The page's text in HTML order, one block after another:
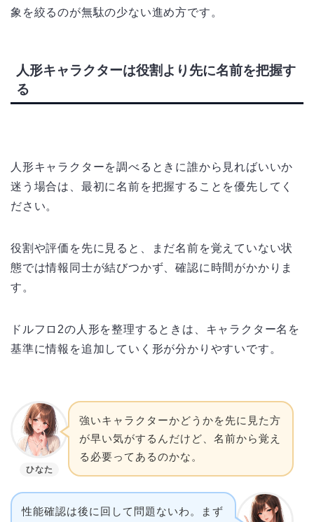
象を絞るのが無駄の少ない進め方です。
人形キャラクターは役割より先に名前を把握す
る
人形キャラクターを調べるときに誰から見ればいいか
迷う場合は、最初に名前を把握することを優先してく
ださい。
役割や評価を先に見ると、まだ名前を覚えていない状
態では情報同士が結びつかず、確認に時間がかかりま
す。
ドルフロ2の人形を整理するときは、キャラクター名を
基準に情報を追加していく形が分かりやすいです。
ひなた
強いキャラクターかどうかを先に見た方
が早い気がするんだけど、名前から覚え
る必要ってあるのかな。
性能確認は後に回して問題ないわ。まず